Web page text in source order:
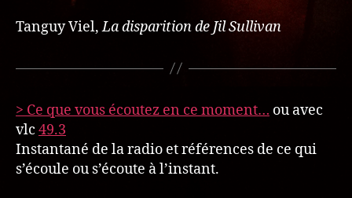
Tanguy Viel,La disparition de Jil Sullivan
> Ce que vous écoutez en ce moment… ou avec
vlc 49.3
Instantané de la radio et références de ce qui
s’écoule ou s’écoute à l’instant.